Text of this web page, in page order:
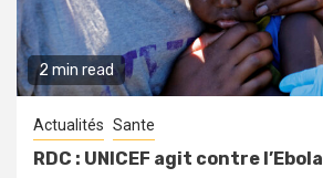
2 min read
Actualités Sante
RDC : UNICEF agit contre l’Ebola